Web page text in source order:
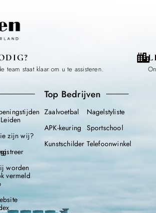
team staat klaar om u te assisteren.
zijn wij?
worden
vermeld
Top Bedrijven
Zaalvoetbal
APK-keuring
Kunstschilder
Nagelstyliste
Sportschool
Telefoonwinkel